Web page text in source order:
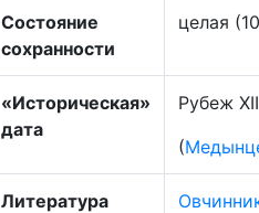
Состояние
сохранности
целая
«Историческая»
дата
Рубеж
(
Литература